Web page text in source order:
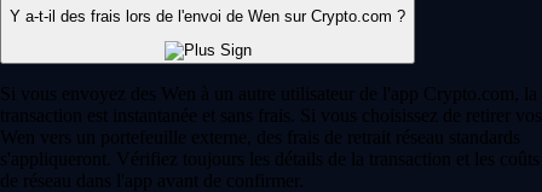
Y a-t-il des frais lors de l'envoi de Wen sur Crypto.com ?
Si vous envoyez des Wen à un autre utilisateur de l'app Crypto.com, la
transaction est instantanée et sans frais. Si vous choisissez de retirer vos
Wen vers un portefeuille externe, des frais de retrait réseau standards
s'appliqueront. Vérifiez toujours les détails de la transaction et les coûts
de réseau dans l'app avant de confirmer.